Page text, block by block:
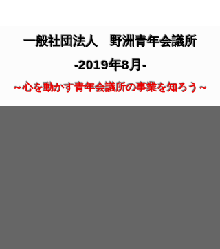
一般社団法人 野洲青年会議所
-2019年8月-
～心を動かす青年会議所の事業を知ろう～